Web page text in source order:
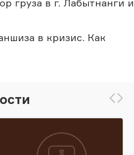
груза в г. Лабытнанги и
в кризис. Как